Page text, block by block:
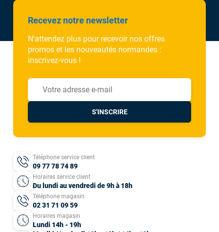
Recevez notre newsletter
N'attendez plus pour recevoir nos offres
promos et les nouveautés normandes :
inscrivez-vous !
S'INSCRIRE
Téléphone service client
09 77 78 74 89
Horaires service client
Du lundi au vendredi de 9h à 18h
Téléphone magasin
02 31 71 09 59
Horaires magasin
Lundi 14h - 19h